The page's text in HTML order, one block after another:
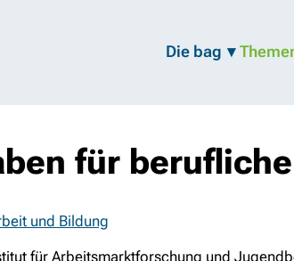
Die bag
für
und Bildung
für Arbeitsmarktforschung und